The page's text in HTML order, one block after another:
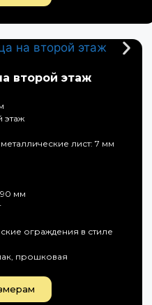
второй этаж
этаж
лист: 7 мм
мм
ограждения в стиле
прошковая